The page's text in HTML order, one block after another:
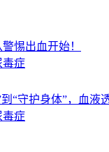
惕出血开始！
毒症
“守护身体”，血液
毒症